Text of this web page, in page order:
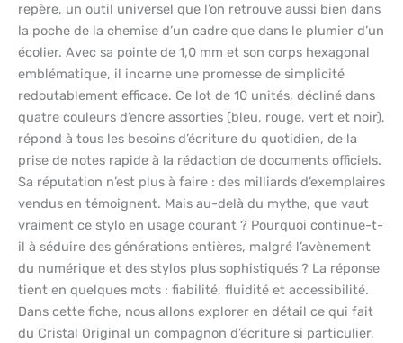
repère, un outil universel que l’on retrouve aussi bien dans
la poche de la chemise d’un cadre que dans le plumier d’un
écolier. Avec sa pointe de 1,0 mm et son corps hexagonal
emblématique, il incarne une promesse de simplicité
redoutablement efficace. Ce lot de 10 unités, décliné dans
quatre couleurs d’encre assorties (bleu, rouge, vert et noir),
répond à tous les besoins d’écriture du quotidien, de la
prise de notes rapide à la rédaction de documents officiels.
Sa réputation n’est plus à faire : des milliards d’exemplaires
vendus en témoignent. Mais au-delà du mythe, que vaut
vraiment ce stylo en usage courant ? Pourquoi continue-t-
il à séduire des générations entières, malgré l’avènement
du numérique et des stylos plus sophistiqués ? La réponse
tient en quelques mots : fiabilité, fluidité et accessibilité.
Dans cette fiche, nous allons explorer en détail ce qui fait
du Cristal Original un compagnon d’écriture si particulier,